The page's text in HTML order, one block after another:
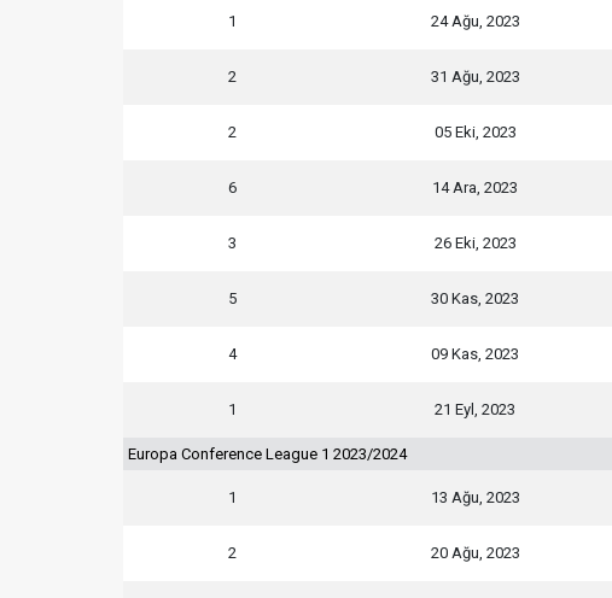
1 24 Ağu, 2023
2 31 Ağu, 2023
2 05 Eki, 2023
6 14 Ara, 2023
3 26 Eki, 2023
5 30 Kas, 2023
4 09 Kas, 2023
1 21 Eyl, 2023
Europa Conference League 1 2023/2024
1 13 Ağu, 2023
2 20 Ağu, 2023